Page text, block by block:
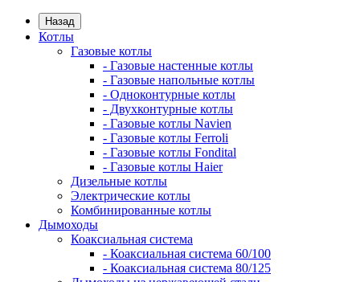
Назад
Котлы
Газовые котлы
- Газовые настенные котлы
- Газовые напольные котлы
- Одноконтурные котлы
- Двухконтурные котлы
- Газовые котлы Navien
- Газовые котлы Ferroli
- Газовые котлы Fondital
- Газовые котлы Haier
Дизельные котлы
Электрические котлы
Комбинированные котлы
Дымоходы
Коаксиальная система
- Коаксиальная система 60/100
- Коаксиальная система 80/125